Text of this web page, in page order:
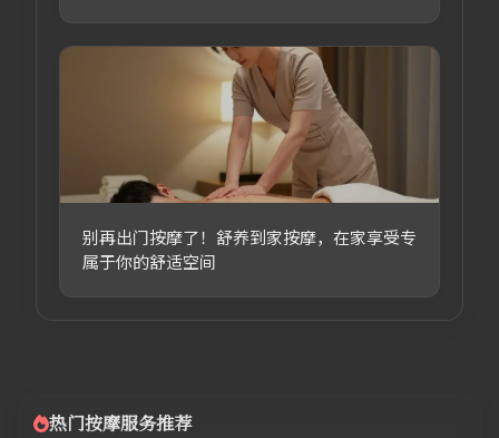
别再出门按摩了！舒养到家按摩，在家享受专
属于你的舒适空间
热门按摩服务推荐